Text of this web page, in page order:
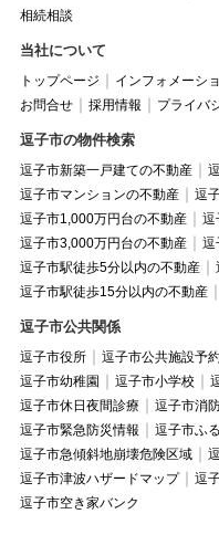
相続相談
当社について
トップページ インフォメーシ
お問合せ
採用情報 プライバ
逗子市の物件検索
逗子市新築一戸建ての不動産
逗子市マンションの不動産
逗
逗子市1,000万円台の不動産
逗
逗子市3,000万円台の不動産
逗
逗子市駅徒歩5分以内の不動産
逗子市駅徒歩15分以内の不動産
逗子市公共関係
逗子市役所 逗子市公共施設予
逗子市幼稚園
逗子市小学校
逗子市休日夜間診療
逗子市消
逗子市緊急防災情報
逗子市ふ
逗子市急傾斜地崩壊危険区域
逗子市津波ハザードマップ
逗
逗子市空き家バンク